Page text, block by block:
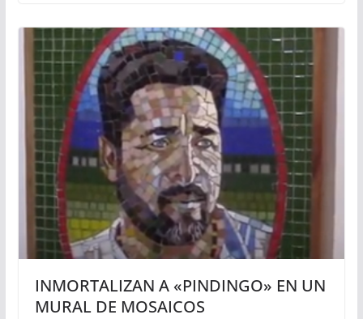
INMORTALIZAN A «PINDINGO» EN UN
MURAL DE MOSAICOS